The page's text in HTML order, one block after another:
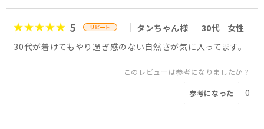
5 タンちゃん様 30代
女性
30代が着けてもやり過ぎ感のない自然さが気に入ってます。
このレビューは参考になりましたか？
参考になった 0